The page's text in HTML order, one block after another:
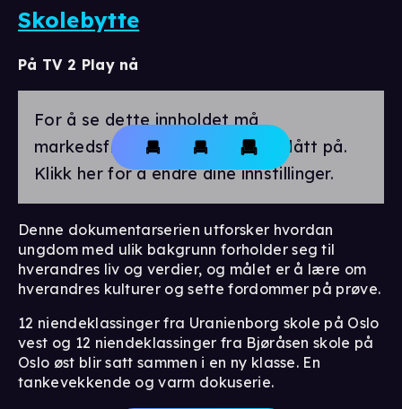
Skolebytte
På TV 2 Play nå
For å se dette innholdet må
markedsførings-cookies være slått på.
Klikk her for å endre dine innstillinger.
Denne dokumentarserien utforsker hvordan
ungdom med ulik bakgrunn forholder seg til
hverandres liv og verdier, og målet er å lære om
hverandres kulturer og sette fordommer på prøve.
12 niendeklassinger fra Uranienborg skole på Oslo
vest og 12 niendeklassinger fra Bjøråsen skole på
Oslo øst blir satt sammen i en ny klasse. En
tankevekkende og varm dokuserie.